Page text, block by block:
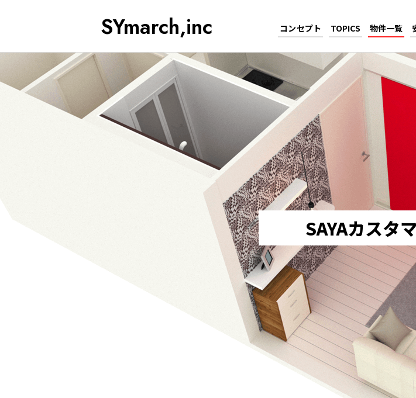
SYmarch,inc コンセプト TOPICS 物件一覧
SAYAカスタ